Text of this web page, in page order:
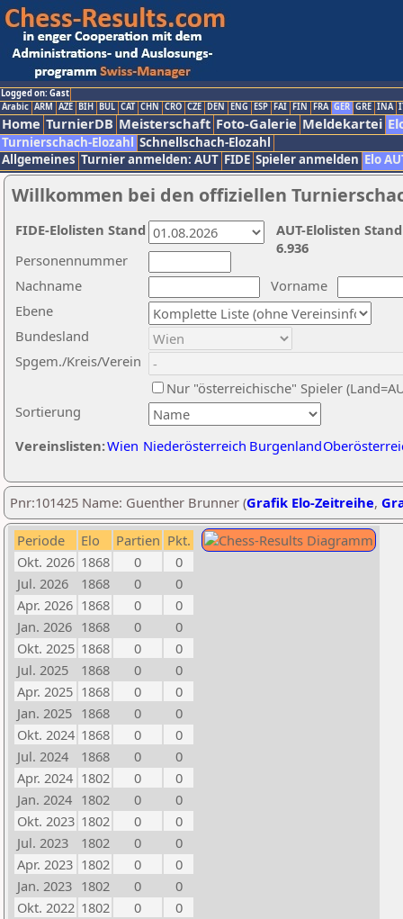
Logged on: Gast
Arabic ARM AZE BIH BUL CAT CHN CRO CZE DEN ENG ESP FAI FIN FRA GER GRE INA
Home TurnierDB Meisterschaft Foto-Galerie Meldekartei
Turnierschach-Elozahl Schnellschach-Elozahl
Allgemeines Turnier anmelden: AUT FIDE Spieler anmelden Elo
Willkommen bei den offiziellen
Nachname
Vorname
Ebene
Sortierung
Personennummer
Bundesland
Spgem./Kreis/Verein
Nur "österreichische" Spieler
Vereinslisten:Wien Niederösterreich Burgenland
AUT-Elolisten
6.936
FIDE-Elolisten Stand
Pnr:101425 Name: Guenther Brunner (Grafik Elo-Zeitreihe,
Periode Elo Partien Pkt.
Okt. 2026 1868 0
0
Jul. 2026
1868 0
0
Apr. 2026 1868 0
0
Jan. 2026 1868 0
0
Okt. 2025 1868 0
0
Jul. 2025
1868 0
0
Apr. 2025 1868 0
0
Jan. 2025 1868 0
0
Okt. 2024 1868 0
0
Jul. 2024
1868 0
0
Apr. 2024 1802 0
0
Jan. 2024 1802 0
0
Okt. 2023 1802 0
0
Jul. 2023
1802 0
0
Apr. 2023 1802 0
0
Jan. 2023 1802 0
0
Okt. 2022 1802 0
0